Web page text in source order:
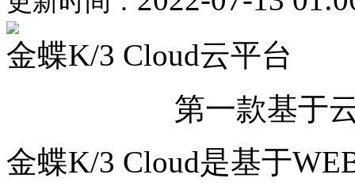
金蝶K/3 Cloud云平台
第一款基于
金蝶K/3 Cloud是基于